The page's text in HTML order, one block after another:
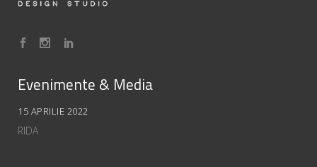
Evenimente & Media
15 APRILIE 2022
RIDA